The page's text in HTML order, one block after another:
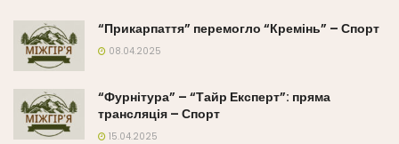
“Прикарпаття” перемогло “Кремінь” – Спорт
08.04.2025
“Фурнітура” – “Тайр Експерт”: пряма
трансляція – Спорт
15.04.2025